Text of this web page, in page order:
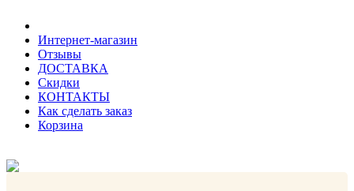
Интернет-магазин
Отзывы
ДОСТАВКА
Скидки
КОНТАКТЫ
Как сделать заказ
Корзина